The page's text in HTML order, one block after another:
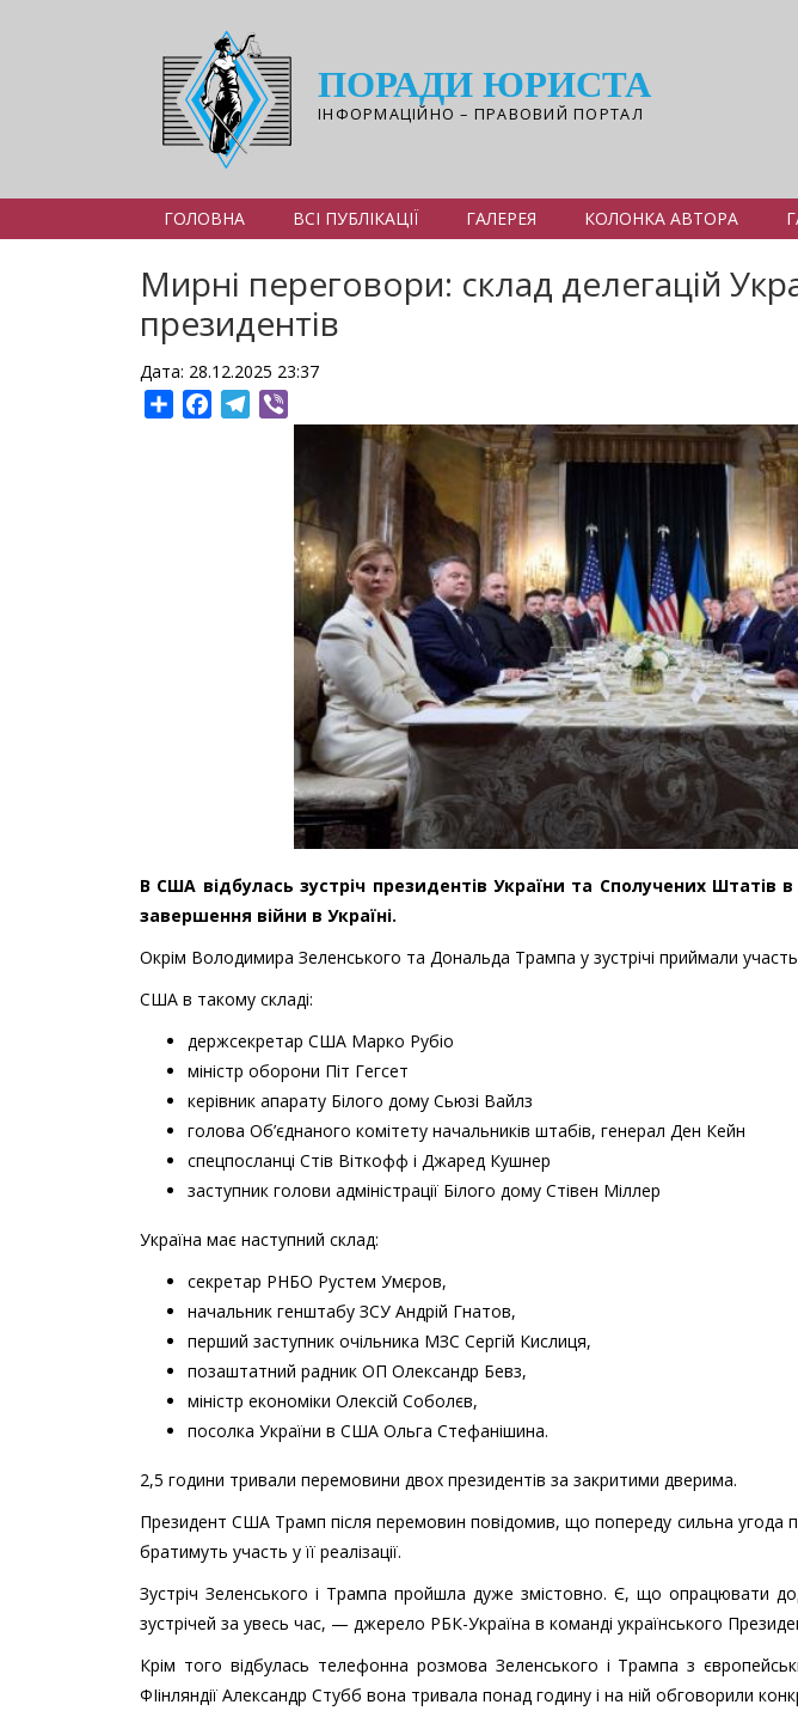
ПОРАДИ ЮРИСТА
ІНФОРМАЦІЙНО – ПРАВОВИЙ ПОРТАЛ
ГОЛОВНА ВСІ ПУБЛІКАЦІЇ ГАЛЕРЕЯ КОЛОНКА АВТОРА
Мирні переговори: склад делегацій
президентів
Дата: 28.12.2025 23:37
ShareFacebookTelegram
В США відбулась зустріч президентів України та Сполучених Штатів
завершення війни в Україні.
Окрім Володимира Зеленського та Дональда Трампа у зустрічі приймали участь
США в такому складі:
держсекретар США Марко Рубіо
міністр оборони Піт Гегсет
керівник апарату Білого дому Сьюзі Вайлз
голова Об’єднаного комітету начальників штабів, генерал Ден Кейн
спецпосланці Стів Віткофф і Джаред Кушнер
заступник голови адміністрації Білого дому Стівен Міллер
Україна має наступний склад:
секретар РНБО Рустем Умєров,
начальник генштабу ЗСУ Андрій Гнатов,
перший заступник очільника МЗС Сергій Кислиця,
позаштатний радник ОП Олександр Бевз,
міністр економіки Олексій Соболєв,
посолка України в США Ольга Стефанішина.
2,5 години тривали перемовини двох президентів за закритими дверима.
Президент США Трамп після перемовин повідомив, що попереду сильна угода
братимуть участь у її реалізації.
Зустріч Зеленського і Трампа пройшла дуже змістовно. Є, що опрацювати
зустрічей за увесь час, — джерело РБК-Україна в команді українського
Крім того відбулась телефонна розмова Зеленського і Трампа з
ФІінляндії Александр Стубб вона тривала понад годину і на ній обговорили